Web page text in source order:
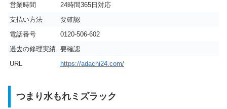
営業時間
24時間365日対応
支払い方法
要確認
電話番号
0120-506-602
過去の修理実績 要確認
URL
https://adachi24.com/
つまり水もれミズラック